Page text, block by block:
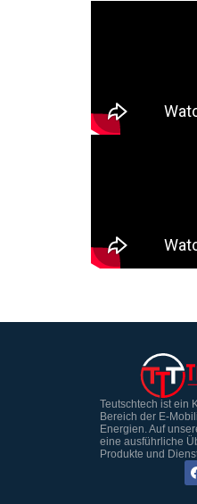
Teutschtech ist ein
Bereich der E-
Energien. Auf
eine ausführliche
Produkte und